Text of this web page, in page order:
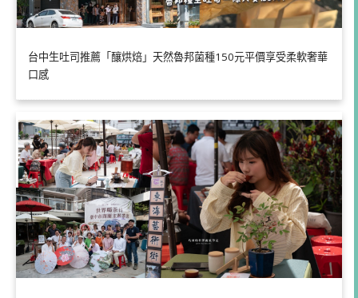
台中生吐司推薦「釀烘焙」天然魯邦菌種150元平價享受柔軟奢華
口感